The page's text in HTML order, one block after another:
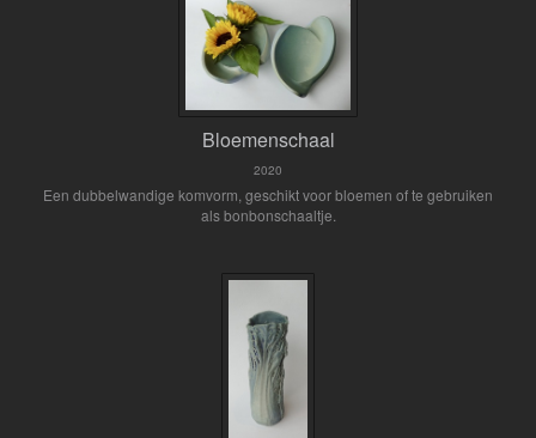
Bloemenschaal
2020
Een dubbelwandige komvorm, geschikt voor bloemen of te gebruiken
als bonbonschaaltje.